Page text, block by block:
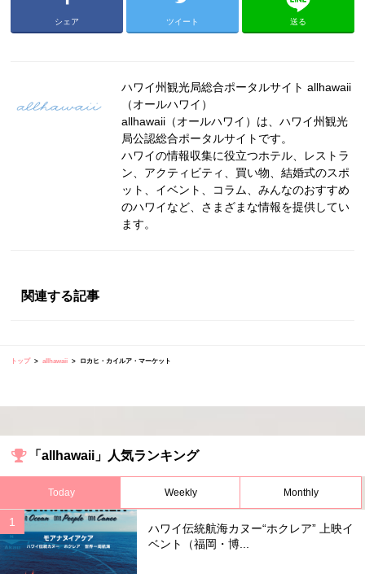
シェア ツイート 送る
ハワイ州観光局総合ポータルサイト allhawaii
（オールハワイ）
allhawaii（オールハワイ）は、ハワイ州観光
局公認総合ポータルサイトです。
ハワイの情報収集に役立つホテル、レストラ
ン、アクティビティ、買い物、結婚式のスポ
ット、イベント、コラム、みんなのおすすめ
のハワイなど、さまざまな情報を提供してい
ます。
関連する記事
トップ allhawaii ロカヒ・カイルア・マーケット
「allhawaii」人気ランキング
Today Weekly Monthly
ハワイ伝統航海カヌー“ホクレア” 上映イ
ベント（福岡・博...